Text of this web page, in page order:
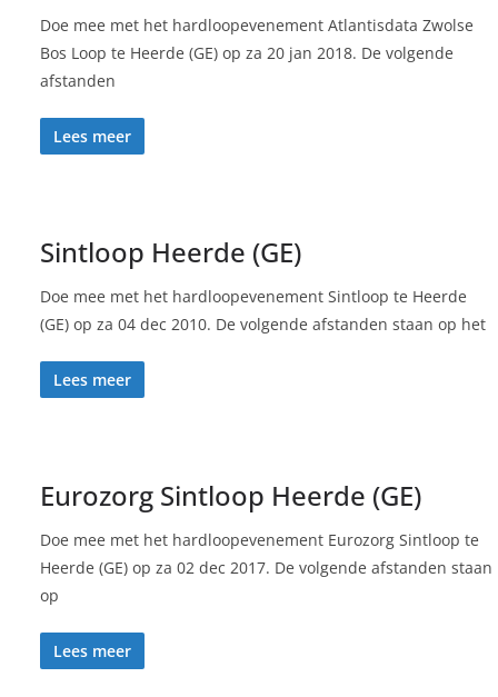
Doe mee met het hardloopevenement Atlantisdata Zwolse
Bos Loop te Heerde (GE) op za 20 jan 2018. De volgende
afstanden
Lees meer
Sintloop Heerde (GE)
Doe mee met het hardloopevenement Sintloop te Heerde
(GE) op za 04 dec 2010. De volgende afstanden staan op het
Lees meer
Eurozorg Sintloop Heerde (GE)
Doe mee met het hardloopevenement Eurozorg Sintloop te
Heerde (GE) op za 02 dec 2017. De volgende afstanden staan
op
Lees meer